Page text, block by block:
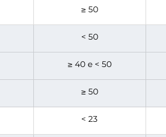
≥ 50
< 50
≥ 40 e < 50
≥ 50
< 23